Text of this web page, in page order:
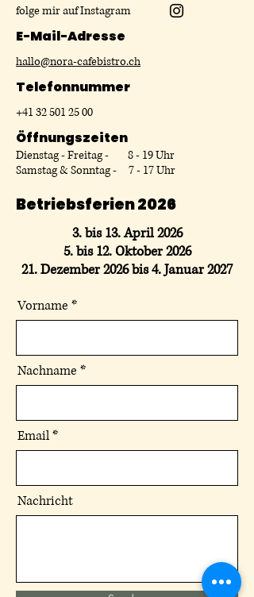
folge mir auf Instagram
​E-Mail-Adresse
hallo@nora-cafebistro.ch
Telefonnummer
+41 32 501 25 00
Öffnungszeiten
Dienstag - Freitag - 8 - 19 Uhr
Samstag & Sonntag - 7 - 17 Uhr
Betriebsferien 2026
3. bis 13. April 2026
5. bis 12. Oktober 2026
21. Dezember 2026 bis 4. Januar 2027
Vorname
Nachname
Email
Nachricht